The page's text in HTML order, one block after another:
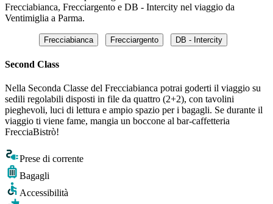
Frecciabianca, Frecciargento e DB - Intercity nel viaggio da
Ventimiglia a Parma.
Frecciabianca Frecciargento DB - Intercity
Second Class
Nella Seconda Classe del Frecciabianca potrai goderti il viaggio su
sedili regolabili disposti in file da quattro (2+2), con tavolini
pieghevoli, luci di lettura e ampio spazio per i bagagli. Se durante il
viaggio ti viene fame, mangia un boccone al bar-caffetteria
FrecciaBistrò!
Prese di corrente
Bagagli
Accessibilità